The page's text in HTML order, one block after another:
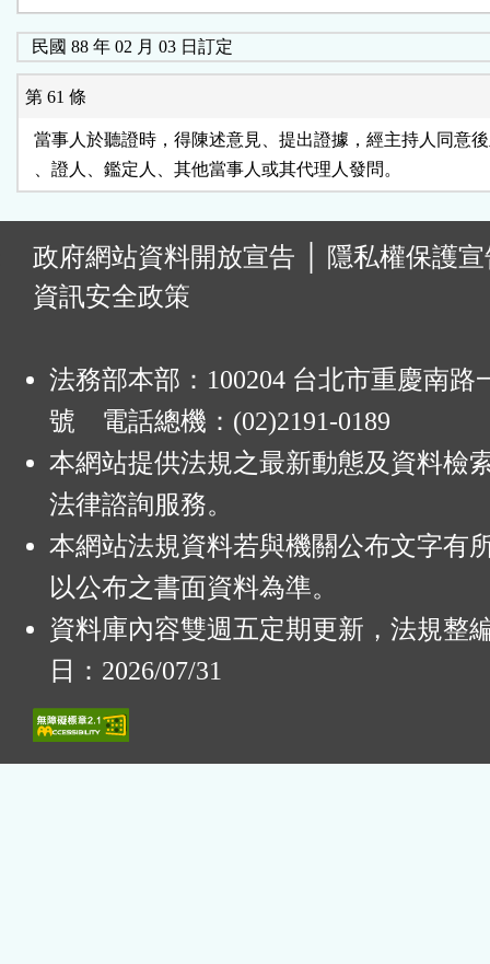
民國 88 年 02 月 03 日訂定
第 61 條
當事人於聽證時，得陳述意見、提出證據，經主持人同意
政府網站資料開放宣告
隱私權保護
資訊安全政策
法務部本部：100204 台北市重慶南路
號 電話總機：(02)2191-0189
本網站提供法規之最新動態及資料檢
法律諮詢服務。
本網站法規資料若與機關公布文字有
以公布之書面資料為準。
資料庫內容雙週五定期更新，法規整
日：2026/07/31